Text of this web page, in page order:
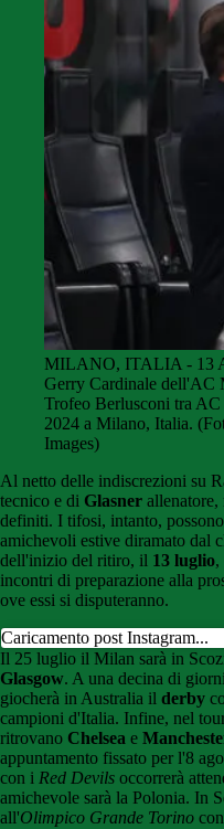
MILANO, ITALIA - 13
Gerry Cardinale dell'AC
Trofeo Berlusconi tra
2024 a Milano, Italia.
Images)
Al netto delle indiscrezioni su
tecnico e di Glasner allenatore,
definiti. I tifosi, intanto,
amichevoli estive diramato dal
dell'inizio del ritiro, il 13 luglio,
incontri di preparazione alla
ove essi si disputeranno.
Caricamento post Instagram...
Il 25 luglio il Milan sarà in
Glasgow. A una decina di
giocherà in Australia il derby
campioni d'Italia. Infine, nel
ritrovano Chelsea e
appuntamento fissato per l'8
con i Red Devils occorrerà
amichevole sarà la Polonia. In
all'Olimpico Grande Torino